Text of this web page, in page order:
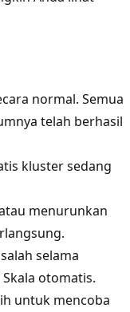
normal. Semua
telah berhasil
kluster sedang
menurunkan
selama
otomatis.
untuk mencoba